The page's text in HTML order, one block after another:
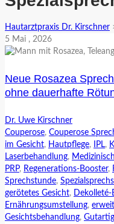
Hautarztpraxis Dr. Kirschner
5 Mai , 2026
Neue Rosazea
ohne dauerhafte
Dr. Uwe Kirschner
Couperose, Couperose
im Gesicht, Hautpflege, IPL,
Laserbehandlung,
PRP, Regenerations-Booster,
Sprechstunde,
gerötetes Gesicht,
Ernährungsumstellung,
Gesichtsbehandlung,